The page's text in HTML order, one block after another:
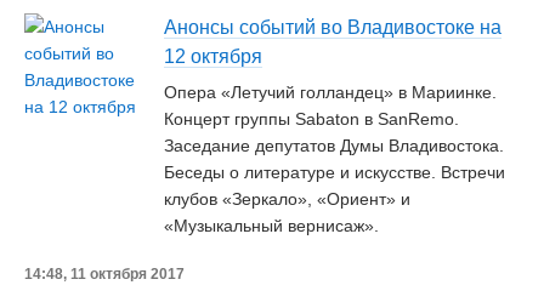
Анонсы событий во Владивостоке на
12 октября
Опера «Летучий голландец» в Мариинке.
Концерт группы Sabaton в SanRemo.
Заседание депутатов Думы Владивостока.
Беседы о литературе и искусстве. Встречи
клубов «Зеркало», «Ориент» и
«Музыкальный вернисаж».
14:48, 11 октября 2017